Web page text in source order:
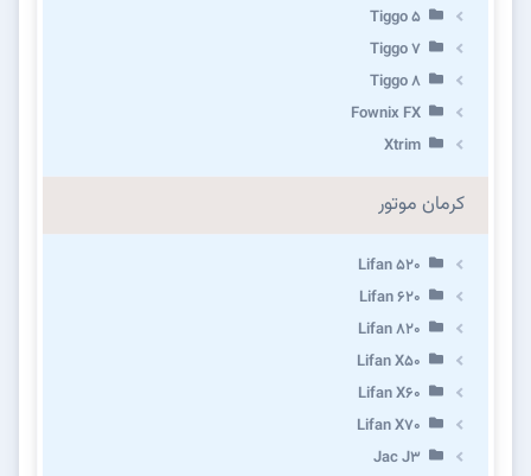
Tiggo 5
Tiggo 7
Tiggo 8
Fownix FX
Xtrim
کرمان موتور
Lifan 520
Lifan 620
Lifan 820
Lifan X50
Lifan X60
Lifan X70
Jac J3